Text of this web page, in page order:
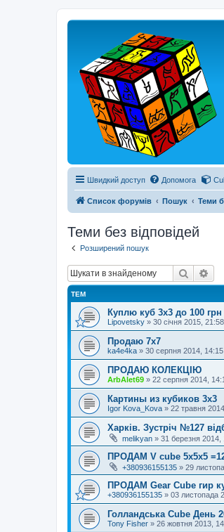
Швидкий доступ Допомога
Список форумів Пошук Теми
Теми без відповідей
Розширений пошук
Пошук
ТЕМ
Куплю куб 3х3 до 100 грн
Lipovetsky » 30 січня 2015, 21:58
Продаю 7х7
ka4e4ka » 30 серпня 2014, 14:15
ПРОДАЮ КОЛЕКЦІЮ
ArbAlet69 » 22 серпня 2014,
Картины из кубиков 3х3
Igor Kova_Kova » 22 травня
Харків. Зустріч №127
melikyan » 31 березня 2014,
ПРОДАМ V cube 5x5x5
+380936155135 » 29
ПРОДАМ Gear Cube гир
+380936155135 » 03 листопада
Голландська Cube День
Tony Fisher » 26 жовтня 2013,